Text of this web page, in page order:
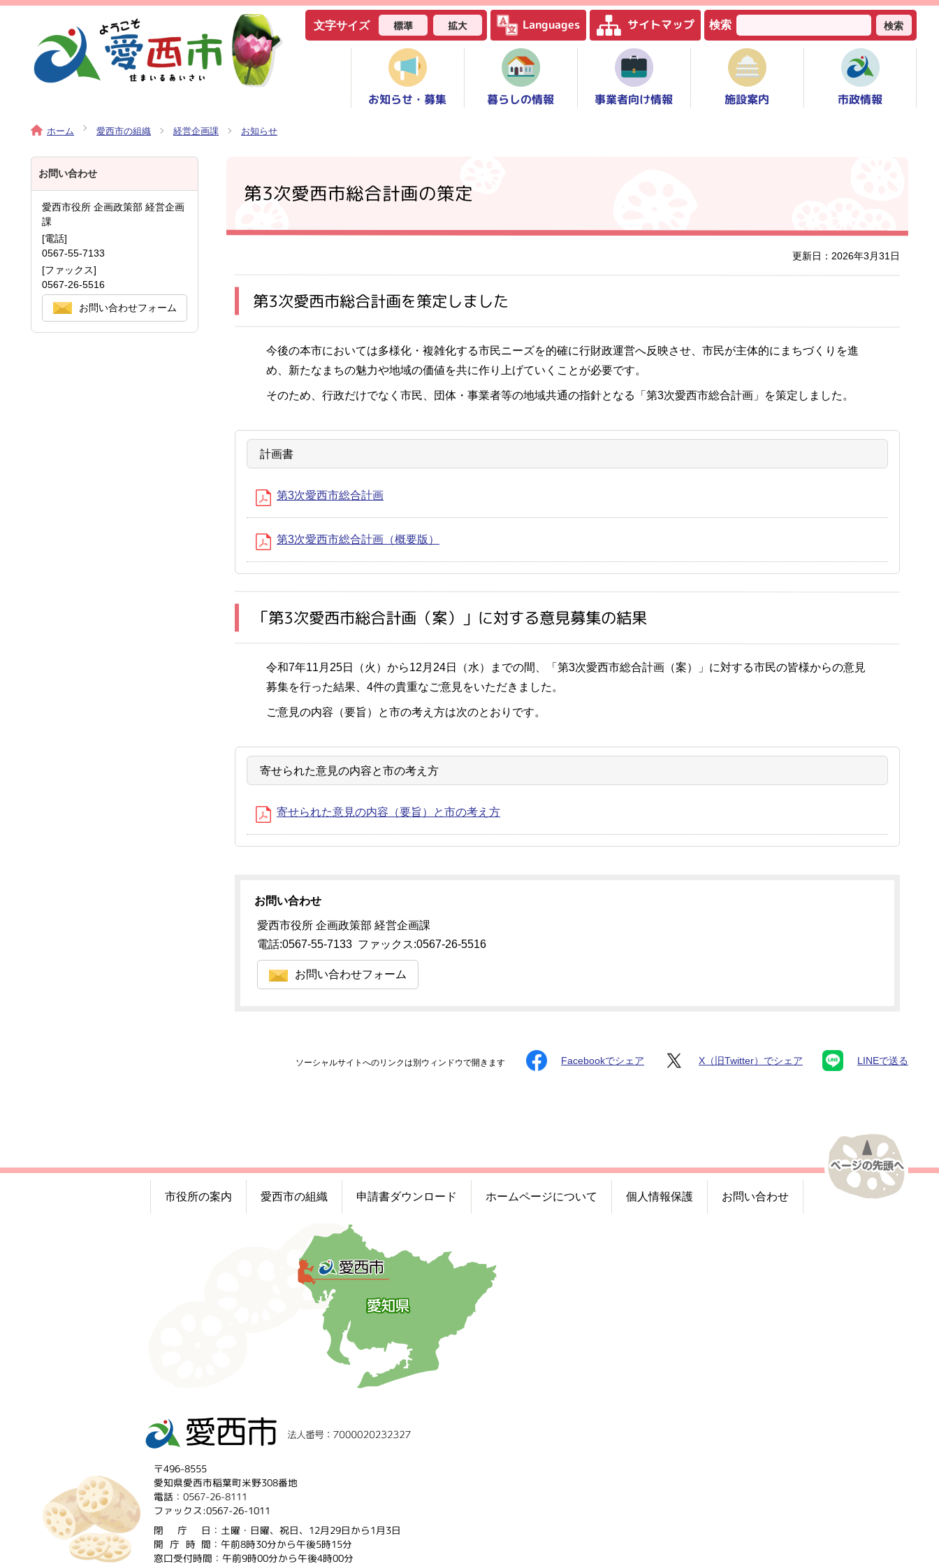
文字サイズ 標準 拡大 Languages サイトマップ 検索 検索
お知らせ・募集 暮らしの情報 事業者向け情報 施設案内 市政情報
ホーム 愛西市の組織 経営企画課 お知らせ
第3次愛西市総合計画の策定
更新日：2026年3月31日
第3次愛西市総合計画を策定しました
今後の本市においては多様化・複雑化する市民ニーズを的確に行財政運営へ反映させ、市民が主体的にまちづくりを進
め、新たなまちの魅力や地域の価値を共に作り上げていくことが必要です。
そのため、行政だけでなく市民、団体・事業者等の地域共通の指針となる「第3次愛西市総合計画」を策定しました。
計画書
第3次愛西市総合計画
第3次愛西市総合計画（概要版）
「第3次愛西市総合計画（案）」に対する意見募集の結果
令和7年11月25日（火）から12月24日（水）までの間、「第3次愛西市総合計画（案）」に対する市民の皆様からの意見
募集を行った結果、4件の貴重なご意見をいただきました。
ご意見の内容（要旨）と市の考え方は次のとおりです。
寄せられた意見の内容と市の考え方
寄せられた意見の内容（要旨）と市の考え方
お問い合わせ
愛西市役所 企画政策部 経営企画課
電話:0567-55-7133 ファックス:0567-26-5516
お問い合わせフォーム
お問い合わせ
愛西市役所 企画政策部 経営企画
課
[電話]
0567-55-7133
[ファックス]
0567-26-5516
お問い合わせフォーム
ソーシャルサイトへのリンクは別ウィンドウで開きます Facebookでシェア X（旧Twitter）でシェア LINEで送る
市役所の案内 愛西市の組織 申請書ダウンロード ホームページについて 個人情報保護 お問い合わせ
〒496-8555
愛知県愛西市稲葉町米野308番地
電話：0567-26-8111
ファックス:0567-26-1011
閉庁 日：土曜・日曜、祝日、12月29日から1月3日
開庁時 間：午前8時30分から午後5時15分
窓口受付時間：午前9時00分から午後4時00分